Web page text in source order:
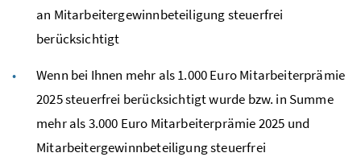
an Mitarbeitergewinnbeteiligung steuerfrei
berücksichtigt
Wenn bei Ihnen mehr als 1.000 Euro Mitarbeiterprämie
2025 steuerfrei berücksichtigt wurde bzw. in Summe
mehr als 3.000 Euro Mitarbeiterprämie 2025 und
Mitarbeitergewinnbeteiligung steuerfrei